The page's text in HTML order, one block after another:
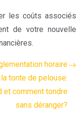
les coûts associés
de votre nouvelle
horaire
tonte de pelouse:
et comment tondre
sans déranger?